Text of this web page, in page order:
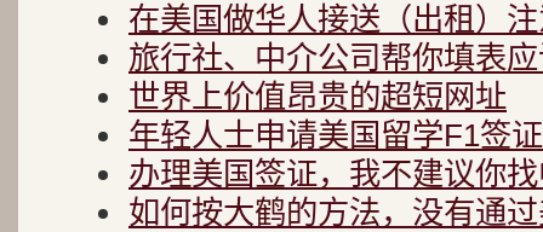
在美国做华人接送（出租）
旅行社、中介公司帮你填表
世界上价值昂贵的超短网址
年轻人士申请美国留学F1签
办理美国签证，我不建议你
如何按大鹤的方法，没有通